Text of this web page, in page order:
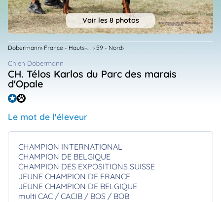
Connexion Voir les 8 photos
Dobermann 59 - Nord
Chien Dobermann
CH. Télos Karlos du Parc des marais
d'Opale
Le mot de l'éleveur
CHAMPION INTERNATIONAL
CHAMPION DE BELGIQUE
CHAMPION DES EXPOSITIONS SUISSE
JEUNE CHAMPION DE FRANCE
JEUNE CHAMPION DE BELGIQUE
multi CAC / CACIB / BOS / BOB